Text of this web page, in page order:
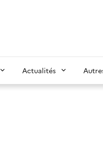
Actualités